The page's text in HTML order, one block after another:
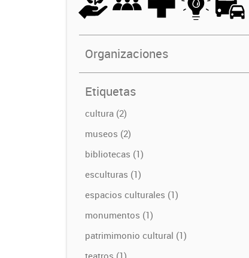
Organizaciones
Etiquetas
cultura (2)
museos (2)
bibliotecas (1)
esculturas (1)
espacios culturales (1)
monumentos (1)
patrimimonio cultural (1)
teatros (1)